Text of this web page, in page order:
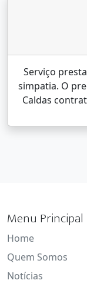
Serviço
simpatia. O
Caldas
Menu Principal
Home
Quem Somos
Notícias